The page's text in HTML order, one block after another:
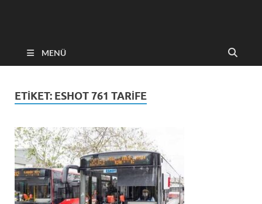
MENÜ
ETIKET: ESHOT 761 TARIFE